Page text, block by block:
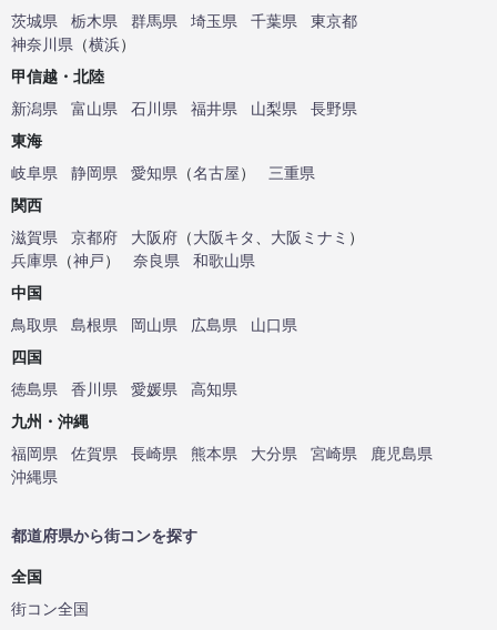
茨城県
栃木県 群馬県 埼玉県 千葉県
東京都
神奈川県 （横浜）
甲信越・北陸
新潟県
富山県 石川県 福井県 山梨県
長野県
東海
岐阜県
静岡県 愛知県 （名古屋）
三重県
関西
滋賀県
京都府 大阪府 （大阪キタ 大阪ミナミ ）
兵庫県 （神戸） 奈良県
和歌山県
中国
鳥取県
島根県 岡山県 広島県
山口県
四国
徳島県
香川県 愛媛県
高知県
九州・沖縄
福岡県
佐賀県 長崎県 熊本県 大分県 宮崎県
鹿児島県
沖縄県
都道府県から街コンを探す
全国
街コン全国